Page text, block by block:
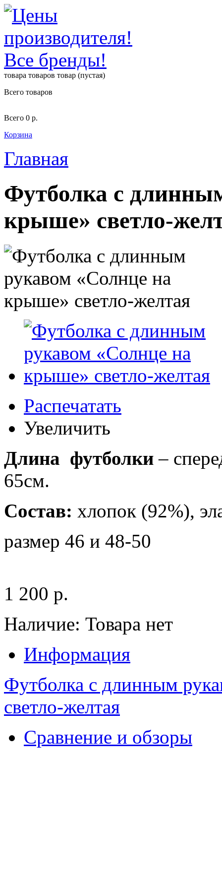
товара товаров товар (пустая)
Всего товаров
Всего 0 р.
Корзина
Главная
Футболка с
крыше» светло-
Распечатать
Увеличить
Длина футболки –
65см.
Состав: хлопок (92%),
размер 46 и 48-50
1 200 р.
Наличие: Товара нет
Информация
Футболка с длинным
светло-желтая
Сравнение и обзоры